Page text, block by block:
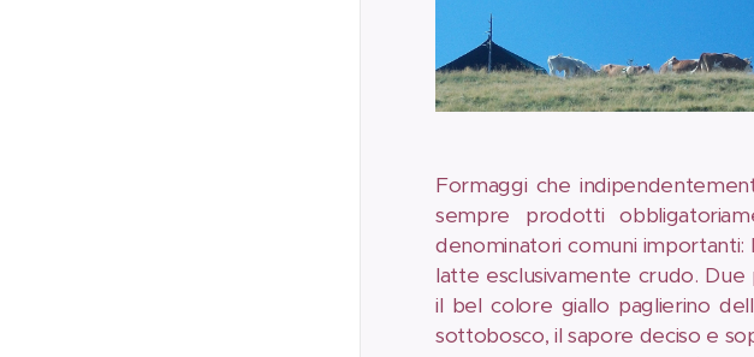
Formaggi che
sempre prodotti
denominatori comuni importanti:
latte esclusivamente crudo.
il bel colore giallo paglierino
sottobosco, il sapore deciso e